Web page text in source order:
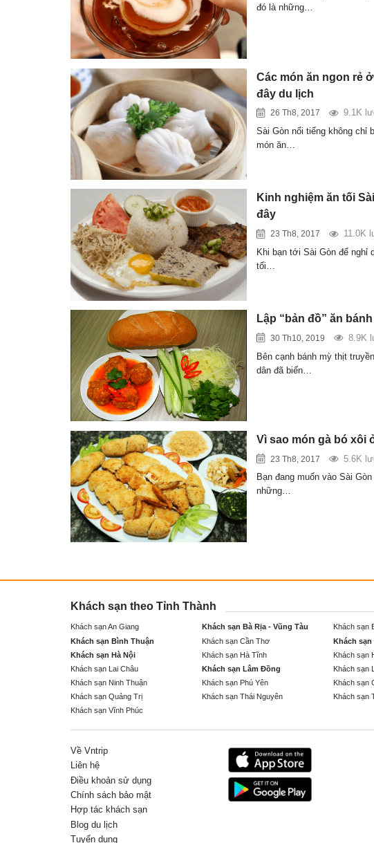
đó là những…
Các món ăn ngon rẻ
đây du lịch
26 Th8, 2017
9.1K
Sài Gòn nổi tiếng không chỉ
món ăn…
Kinh nghiệm ăn tối
đây
23 Th8, 2017
11.0K
Khi bạn tới Sài Gòn để nghỉ
tối…
Lập “bản đồ” ăn
30 Th10, 2019
8.9K
Bên cạnh bánh mỳ thịt
dân đã biến…
Vì sao món gà bó xôi
23 Th8, 2017
5.6K
Bạn đang muốn vào Sài
những…
Khách sạn theo Tỉnh Thành
Khách sạn An Giang Khách sạn Bà Rịa - Vũng Tàu Khách sạn
Khách sạn Bình Thuận
Khách sạn Cần Thơ Khách sạn
Khách sạn Hà Nội
Khách sạn Hà Tĩnh Khách sạn
Khách sạn Lai Châu
Khách sạn Lâm Đồng Khách sạn
Khách sạn Ninh Thuận
Khách sạn Phú Yên Khách sạn
Khách sạn Quảng Trị
Khách sạn Thái Nguyên Khách sạn
Khách sạn Vĩnh Phúc
Về Vntrip
Liên hệ
Điều khoản sử dụng
Chính sách bảo mật
Hợp tác khách sạn
Blog du lịch
Tuyển dụng